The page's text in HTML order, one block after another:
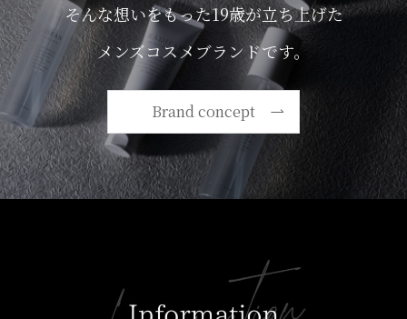
そんな想いをもった19歳が立ち上げた
メンズコスメブランドです。
Brand concept